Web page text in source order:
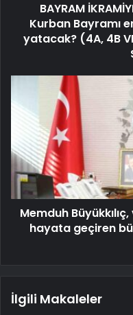
BAYRAM
Kurban Bayramı
yatacak? (4A, 4B
Memduh
hayata geçiren
İlgili Makaleler